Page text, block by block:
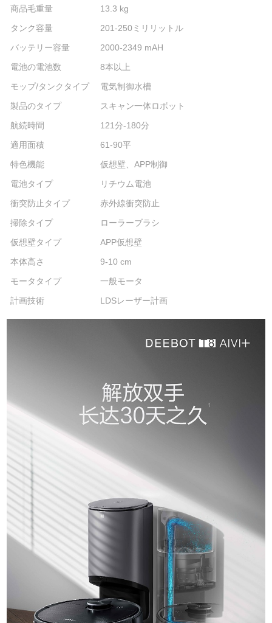
商品毛重量
13.3 kg
タンク容量
201-250ミリリットル
バッテリー容量
2000-2349 mAH
電池の電池数
8本以上
モップ/タンクタイプ
電気制御水槽
製品のタイプ
スキャン一体ロボット
航続時間
121分-180分
適用面積
61-90平
特色機能
仮想壁、APP制御
電池タイプ
リチウム電池
衝突防止タイプ
赤外線衝突防止
掃除タイプ
ローラーブラシ
仮想壁タイプ
APP仮想壁
本体高さ
9-10 cm
モータタイプ
一般モータ
計画技術
LDSレーザー計画